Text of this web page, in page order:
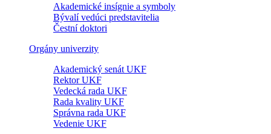
Akademické insígnie a symboly
Bývalí vedúci predstavitelia
Čestní doktori
Orgány univerzity
Akademický senát UKF
Rektor UKF
Vedecká rada UKF
Rada kvality UKF
Správna rada UKF
Vedenie UKF